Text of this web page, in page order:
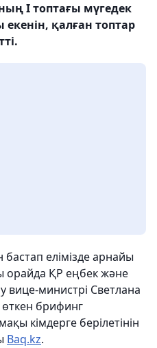
І топтағы мүгедек
қалған топтар
елімізде арнайы
орайда ҚР еңбек және
вице-министрі Светлана
брифинг
кімдерге берілетінін
Baq.kz.